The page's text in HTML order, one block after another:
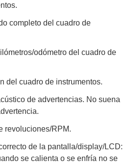
completo del cuadro de
odómetro del cuadro de
del cuadro de instrumentos.
de advertencias. No suena
revoluciones/RPM.
de la pantalla/display/LCD:
se calienta o se enfría no se